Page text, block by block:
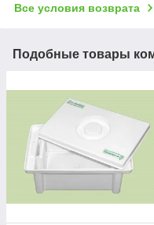
Все условия возврата
Подобные товары